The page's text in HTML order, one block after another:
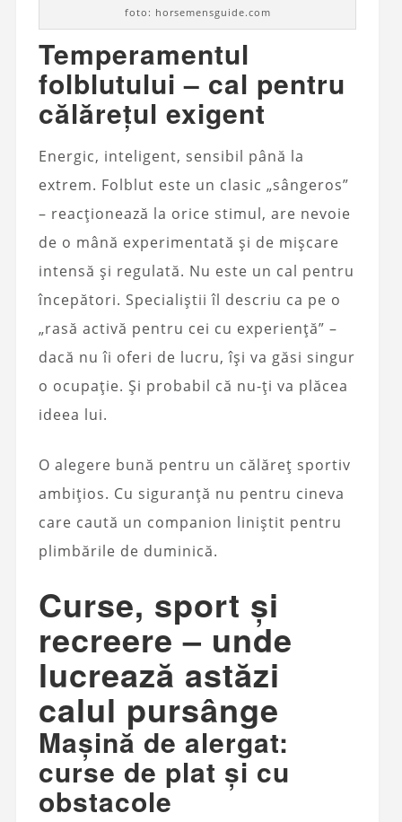
foto: horsemensguide.com
Temperamentul
folblutului – cal pentru
călărețul exigent
Energic, inteligent, sensibil până la
extrem. Folblut este un clasic „sângeros”
– reacționează la orice stimul, are nevoie
de o mână experimentată și de mișcare
intensă și regulată. Nu este un cal pentru
începători. Specialiștii îl descriu ca pe o
„rasă activă pentru cei cu experiență” –
dacă nu îi oferi de lucru, își va găsi singur
o ocupație. Și probabil că nu-ți va plăcea
ideea lui.
O alegere bună pentru un călăreț sportiv
ambițios. Cu siguranță nu pentru cineva
care caută un companion liniștit pentru
plimbările de duminică.
Curse, sport și
recreere – unde
lucrează astăzi
calul pursânge
Mașină de alergat:
curse de plat și cu
obstacole